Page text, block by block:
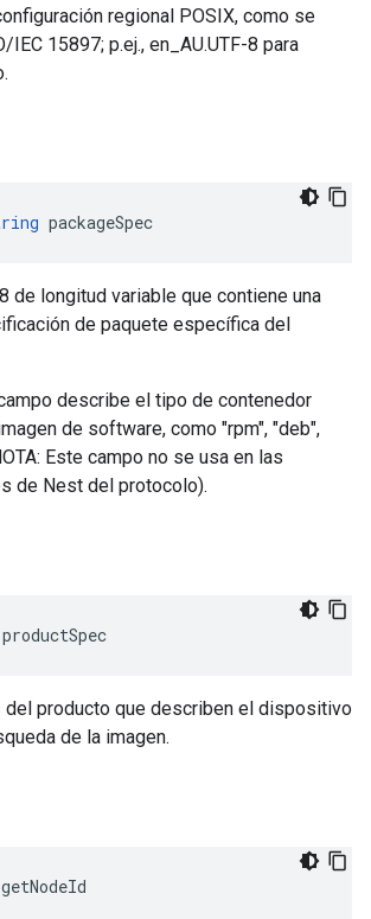
regional POSIX, como se
15897; p.ej., en_AU.UTF-8 para
packageSpec
de longitud variable que contiene una
de paquete específica del
describe el tipo de contenedor
de software, como "rpm", "deb",
Este campo no se usa en las
de Nest del protocolo).
productSpec
del producto que describen el dispositivo
de la imagen.